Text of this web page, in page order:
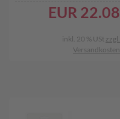
EUR 22.08
inkl. 20 % USt zzgl.
Versandkosten